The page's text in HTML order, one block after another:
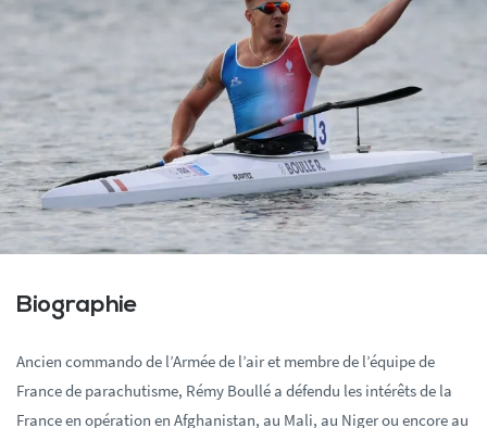
Biographie
Ancien commando de l’Armée de l’air et membre de l’équipe de
France de parachutisme, Rémy Boullé a défendu les intérêts de la
France en opération en Afghanistan, au Mali, au Niger ou encore au